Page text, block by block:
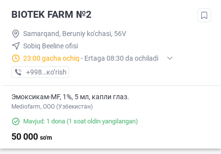
BIOTEK FARM №2
Samarqand, Bеruniy ko'chasi, 56V
Sobiq Beeline ofisi
23:00 gacha ochiq · Ertaga 08:30 da ochiladi
+998 (90) XXX-XX-XX
кo’rish
Эмоксикам-MF, 1%, 5 мл, капли глаз.
Mediofarm, ООО (Узбекистан)
Mavjud: 1 dona (1 soat oldin yangilangan)
50 000 so'm